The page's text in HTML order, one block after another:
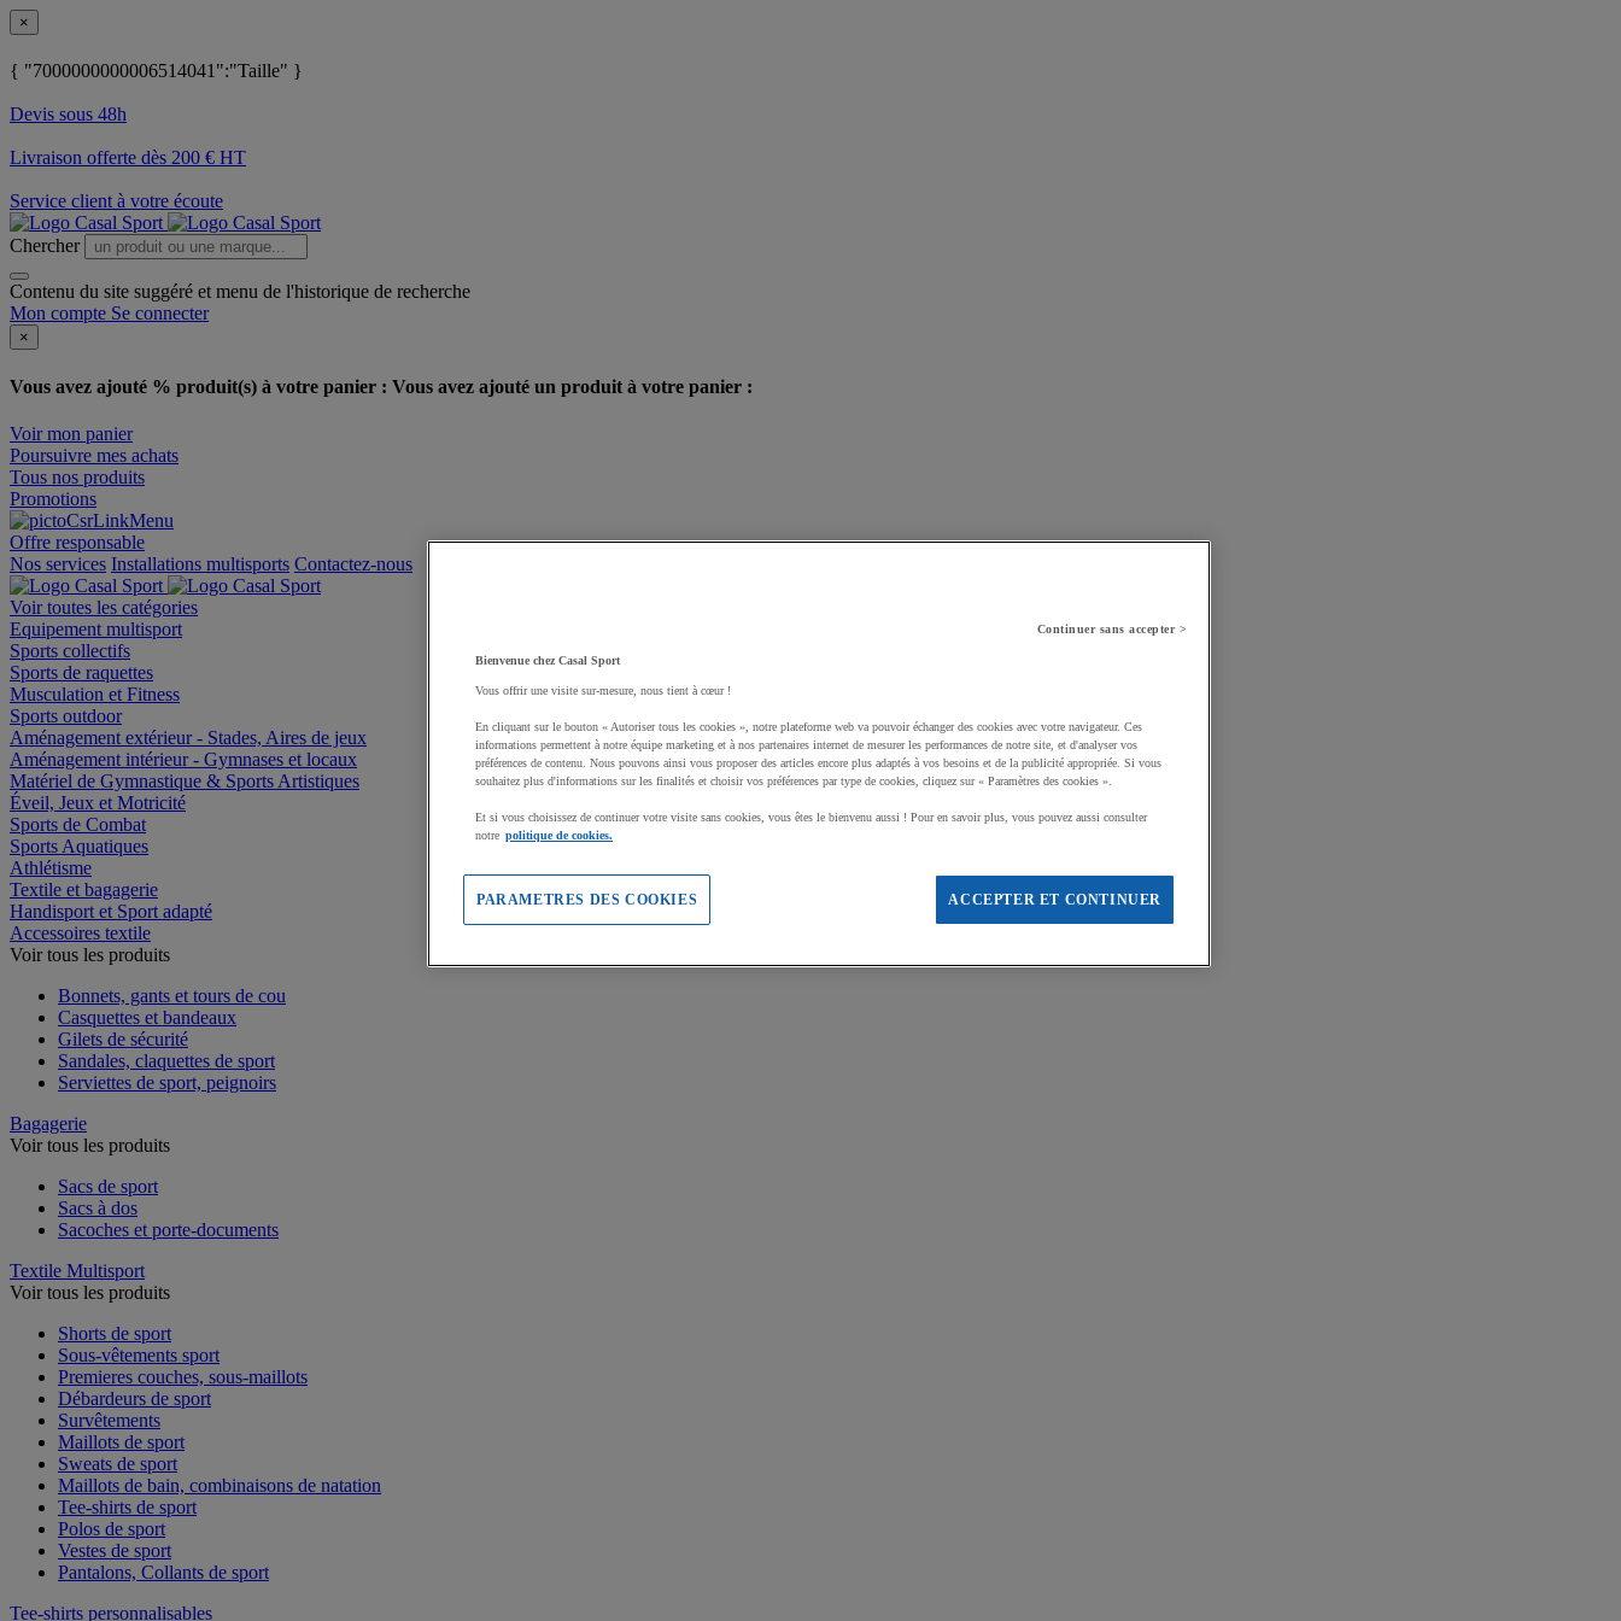
×
{ "7000000000006514041":"Taille" }
Devis sous 48h
Livraison offerte dès 200 € HT
Service client à votre écoute
Chercher
Contenu du site suggéré et menu de l'historique de recherche
Mon compte Se connecter
×
Vous avez ajouté % produit(s) à votre panier : Vous avez ajouté un produit à votre panier :
Voir mon panier
Poursuivre mes achats
Tous nos produits
Promotions
Offre responsable
Nos services Installations multisports Contactez-nous
Voir toutes les catégories
Equipement multisport
Sports collectifs
Sports de raquettes
Musculation et Fitness
Sports outdoor
Aménagement extérieur - Stades, Aires de jeux
Aménagement intérieur - Gymnases et locaux
Matériel de Gymnastique & Sports Artistiques
Éveil, Jeux et Motricité
Sports de Combat
Sports Aquatiques
Athlétisme
Textile et bagagerie
Handisport et Sport adapté
Accessoires textile
Voir tous les produits
Bonnets, gants et tours de cou
Casquettes et bandeaux
Gilets de sécurité
Sandales, claquettes de sport
Serviettes de sport, peignoirs
Bagagerie
Voir tous les produits
Sacs de sport
Sacs à dos
Sacoches et porte-documents
Textile Multisport
Voir tous les produits
Shorts de sport
Sous-vêtements sport
Premieres couches, sous-maillots
Débardeurs de sport
Survêtements
Maillots de sport
Sweats de sport
Maillots de bain, combinaisons de natation
Tee-shirts de sport
Polos de sport
Vestes de sport
Pantalons, Collants de sport
Tee-shirts personnalisables
Continuer sans accepter >
Bienvenue chez Casal Sport
Vous offrir une visite sur-mesure, nous tient à cœur !
En cliquant sur le bouton « Autoriser tous les cookies », notre plateforme web va pouvoir échanger des cookies avec votre navigateur. Ces
informations permettent à notre équipe marketing et à nos partenaires internet de mesurer les performances de notre site, et d'analyser vos
préférences de contenu. Nous pouvons ainsi vous proposer des articles encore plus adaptés à vos besoins et de la publicité appropriée. Si vous
souhaitez plus d'informations sur les finalités et choisir vos préférences par type de cookies, cliquez sur « Paramètres des cookies ».
Et si vous choisissez de continuer votre visite sans cookies, vous êtes le bienvenu aussi ! Pour en savoir plus, vous pouvez aussi consulter
notre politique de cookies.
ACCEPTER ET CONTINUER
PARAMETRES DES COOKIES